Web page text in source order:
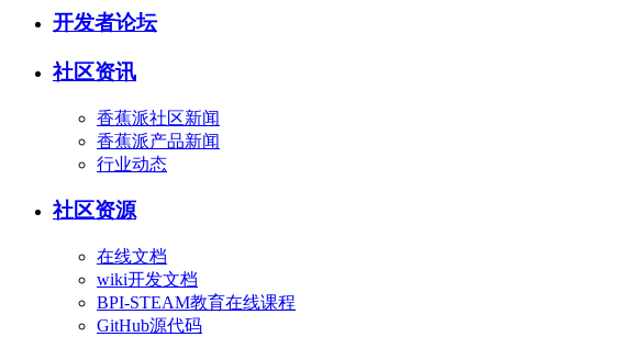
开发者论坛
社区资讯
香蕉派社区新闻
香蕉派产品新闻
行业动态
社区资源
在线文档
wiki开发文档
BPI-STEAM教育在线课程
GitHub源代码